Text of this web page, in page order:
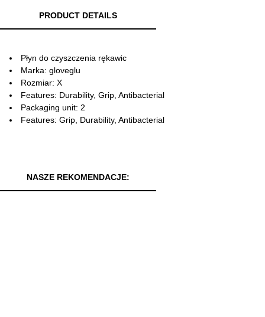
PRODUCT DETAILS
Płyn do czyszczenia rękawic
Marka: gloveglu
Rozmiar: X
Features: Durability, Grip, Antibacterial
Packaging unit: 2
Features: Grip, Durability, Antibacterial
NASZE REKOMENDACJE: